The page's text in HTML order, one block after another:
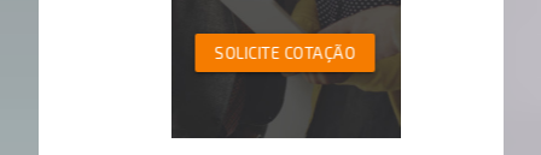
SOLICITE COTAÇÃO